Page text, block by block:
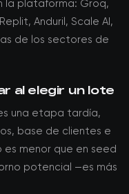
la plataforma: Groq,
Anduril, Scale AI,
de los sectores de
al elegir un lote
una etapa tardía,
base de clientes e
es menor que en seed
potencial —es más